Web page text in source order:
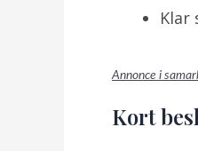
Klar
Annonce i
Kort